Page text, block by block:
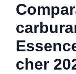
cher